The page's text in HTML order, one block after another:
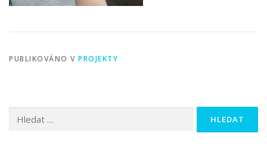
PUBLIKOVÁNO V PROJEKTY